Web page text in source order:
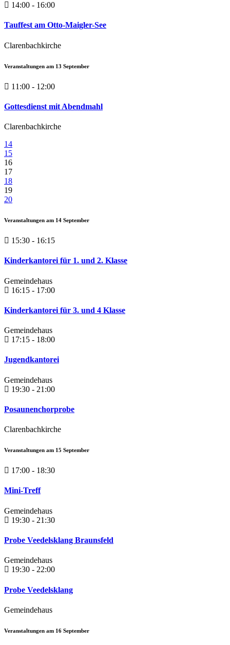
14:00 - 16:00
Tauffest am Otto-Maigler-See
Clarenbachkirche
Veranstaltungen am 13 September
11:00 - 12:00
Gottesdienst mit Abendmahl
Clarenbachkirche
14
15
16
17
18
19
20
Veranstaltungen am 14 September
15:30 - 16:15
Kinderkantorei für 1. und 2. Klasse
Gemeindehaus
16:15 - 17:00
Kinderkantorei für 3. und 4 Klasse
Gemeindehaus
17:15 - 18:00
Jugendkantorei
Gemeindehaus
19:30 - 21:00
Posaunenchorprobe
Clarenbachkirche
Veranstaltungen am 15 September
17:00 - 18:30
Mini-Treff
Gemeindehaus
19:30 - 21:30
Probe Veedelsklang Braunsfeld
Gemeindehaus
19:30 - 22:00
Probe Veedelsklang
Gemeindehaus
Veranstaltungen am 16 September